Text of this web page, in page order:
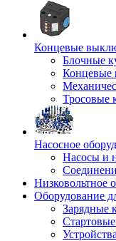
Концевые
Блочные
Концевые
Тросовые
Насосное
Насосы и
Низковольтное
Оборудование
Зарядные